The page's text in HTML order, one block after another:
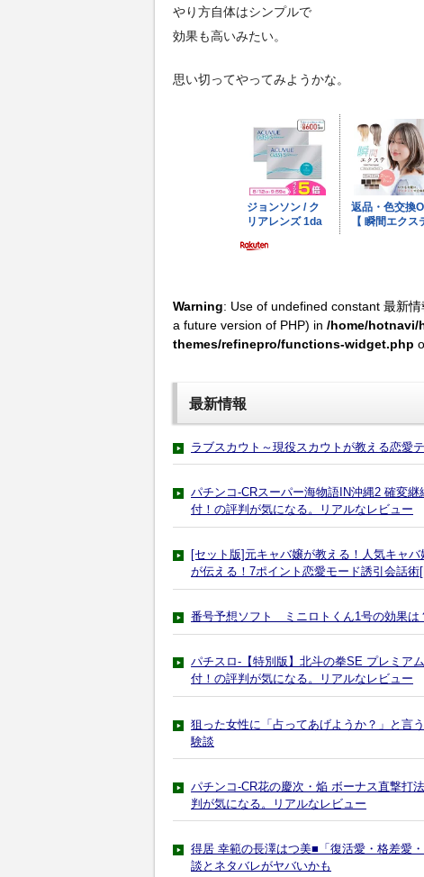
やり方自体はシンプルで
効果も高いみたい。
思い切ってやってみようかな。
Warning: Use of undefined constant 最新
a future version of PHP) in /home/hotnavi/
themes/refinepro/functions-widget.php
最新情報
ラブスカウト～現役スカウトが教える恋愛
パチンコ-CRスーパー海物語IN沖縄2 確変
付！の評判が気になる。リアルなレビュー
[セット版]元キャバ嬢が教える！人気キャ
が伝える！7ポイント恋愛モード誘引会話
番号予想ソフト ミニロトくん1号の効果は
パチスロ-【特別版】北斗の拳SE プレミア
付！の評判が気になる。リアルなレビュー
狙った女性に「占ってあげようか？」と言
験談
パチンコ-CR花の慶次・焔 ボーナス直撃打
判が気になる。リアルなレビュー
得居 幸範の長澤はつ美■「復活愛・格差愛
談とネタバレがヤバいかも